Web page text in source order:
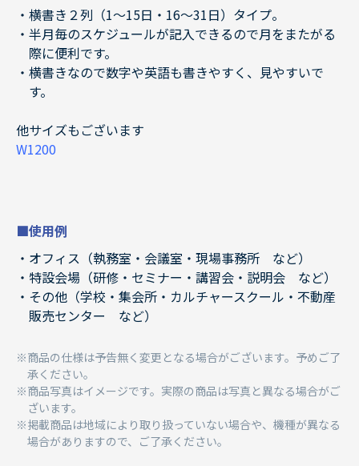
横書き２列（1～15日・16～31日）タイプ。
半月毎のスケジュールが記入できるので月をまたがる
際に便利です。
横書きなので数字や英語も書きやすく、見やすいで
す。
他サイズもございます
W1200
■使用例
オフィス（執務室・会議室・現場事務所 など）
特設会場（研修・セミナー・講習会・説明会 など）
その他（学校・集会所・カルチャースクール・不動産
販売センター など）
商品の仕様は予告無く変更となる場合がございます。予めご了
承ください。
商品写真はイメージです。実際の商品は写真と異なる場合がご
ざいます。
掲載商品は地域により取り扱っていない場合や、機種が異なる
場合がありますので、ご了承ください。